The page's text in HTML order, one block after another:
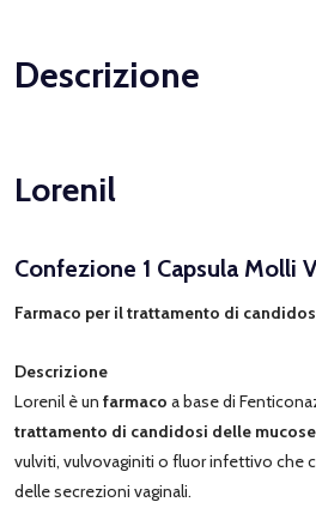
Descrizione
Lorenil
Confezione 1 Capsula Molli
Farmaco per il trattamento di
Descrizione
Lorenil è un farmaco a base di
trattamento di candidosi delle
vulviti, vulvovaginiti o fluor infettivo che
delle secrezioni vaginali.